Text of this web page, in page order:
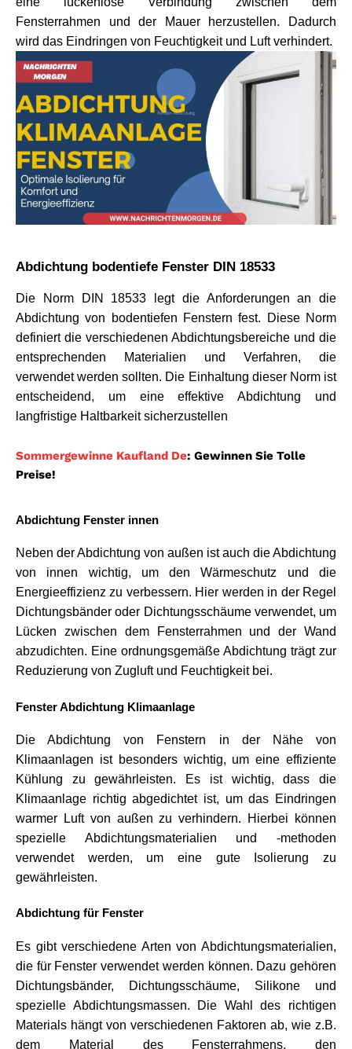
Fensterrahmen und der Mauer herzustellen. Dadurch
wird das Eindringen von Feuchtigkeit und Luft verhindert.
Abdichtung bodentiefe Fenster DIN 18533
Die Norm DIN 18533 legt die Anforderungen an die
Abdichtung von bodentiefen Fenstern fest. Diese Norm
definiert die verschiedenen Abdichtungsbereiche und die
entsprechenden Materialien und Verfahren, die
verwendet werden sollten. Die Einhaltung dieser Norm ist
entscheidend, um eine effektive Abdichtung und
langfristige Haltbarkeit sicherzustellen
Sommergewinne Kaufland De: Gewinnen Sie Tolle
Preise!
Abdichtung Fenster innen
Neben der Abdichtung von außen ist auch die Abdichtung
von innen wichtig, um den Wärmeschutz und die
Energieeffizienz zu verbessern. Hier werden in der Regel
Dichtungsbänder oder Dichtungsschäume verwendet, um
Lücken zwischen dem Fensterrahmen und der Wand
abzudichten. Eine ordnungsgemäße Abdichtung trägt zur
Reduzierung von Zugluft und Feuchtigkeit bei.
Fenster Abdichtung Klimaanlage
Die Abdichtung von Fenstern in der Nähe von
Klimaanlagen ist besonders wichtig, um eine effiziente
Kühlung zu gewährleisten. Es ist wichtig, dass die
Klimaanlage richtig abgedichtet ist, um das Eindringen
warmer Luft von außen zu verhindern. Hierbei können
spezielle Abdichtungsmaterialien und -methoden
verwendet werden, um eine gute Isolierung zu
gewährleisten.
Abdichtung für Fenster
Es gibt verschiedene Arten von Abdichtungsmaterialien,
die für Fenster verwendet werden können. Dazu gehören
Dichtungsbänder, Dichtungsschäume, Silikone und
spezielle Abdichtungsmassen. Die Wahl des richtigen
Materials hängt von verschiedenen Faktoren ab, wie z.B.
dem Material des Fensterrahmens, den